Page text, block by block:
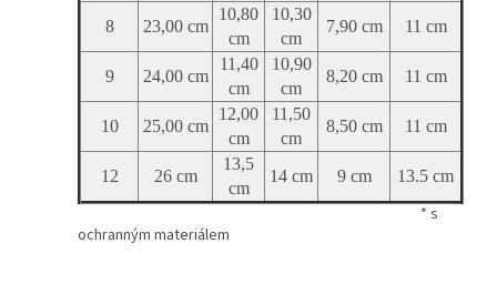
8
23,00 cm
10,80
cm
10,30
cm
7,90 cm 11 cm
9 24,00 cm
11,40
cm
10,90
cm
8,20 cm 11 cm
10 25,00 cm
12,00
cm
11,50
cm
8,50 cm 11 cm
12 26 cm
13,5
cm
14 cm 9 cm 13.5 cm
* s
ochranným materiálem